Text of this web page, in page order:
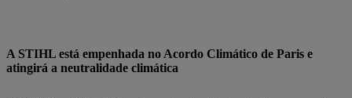
A STIHL está empenhada no Acordo Climático de Paris e
atingirá a neutralidade climática